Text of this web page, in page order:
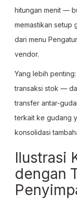
hitungan menit —
memastikan setup
dari menu
vendor.
Yang lebih
transaksi stok —
transfer antar-
terkait ke gudang
konsolidasi
Ilustrasi
dengan